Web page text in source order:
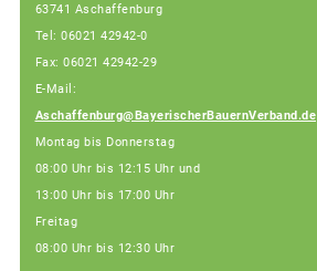
63741 Aschaffenburg
Tel: 06021 42942-0
Fax: 06021 42942-29
E-Mail:
Aschaffenburg@BayerischerBauernVerband.de
Montag bis Donnerstag
08:00 Uhr bis 12:15 Uhr und
13:00 Uhr bis 17:00 Uhr
Freitag
08:00 Uhr bis 12:30 Uhr